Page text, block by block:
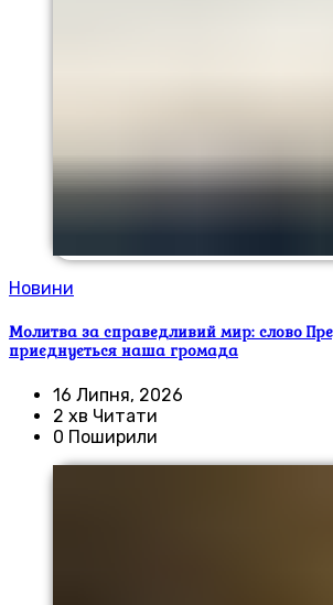
Новини
Молитва за справедливий мир: слово
приєднується наша громада
16 Липня, 2026
2 хв Читати
0 Поширили